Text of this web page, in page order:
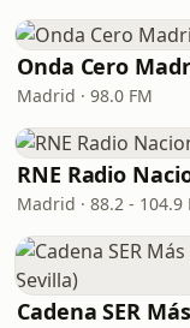
Onda Cero
Madrid · 98.0 FM
RNE Radio
Madrid · 88.2 - 104.9